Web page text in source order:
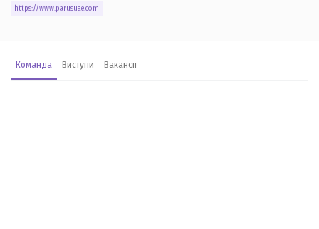
https://www.parusuae.com
Команда Виступи Вакансії